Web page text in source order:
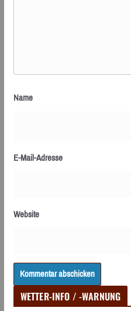
Name
E-Mail-Adresse
Website
WETTER-INFO / -WARNUNG